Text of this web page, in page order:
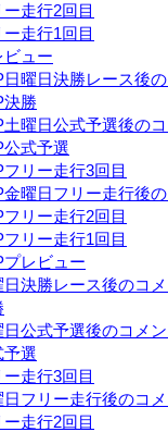
走行2回目
走行1回目
ビュー
曜日決勝レース後
決勝
曜日公式予選後の
公式予選
リー走行3回目
曜日フリー走行後
リー走行2回目
リー走行1回目
レビュー
決勝レース後のコ
公式予選後のコメ
予選
走行3回目
フリー走行後のコ
走行2回目